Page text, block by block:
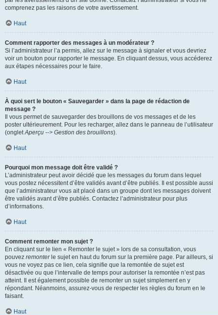
comprenez pas les raisons de votre avertissement.
Haut
Comment rapporter des messages à un modérateur ?
Si l’administrateur l’a permis, allez sur le message à signaler et vous devriez
voir un bouton pour rapporter le message. En cliquant dessus, vous accéderez
aux étapes nécessaires pour le faire.
Haut
À quoi sert le bouton « Sauvegarder » dans la page de rédaction de
message ?
Il vous permet de sauvegarder des brouillons de vos messages et de les
poster ultérieurement. Pour les recharger, allez dans le panneau de l’utilisateur
(ongletAperçu --> Gestion des brouillons).
Haut
Pourquoi mon message doit être validé ?
L’administrateur peut avoir décidé que les messages du forum dans lequel
vous postez nécessitent d’être validés avant d’être publiés. Il est possible aussi
que l’administrateur vous ait placé dans un groupe dont les messages doivent
être validés avant d’être publiés. Contactez l’administrateur pour plus
d’informations.
Haut
Comment remonter mon sujet ?
En cliquant sur le lien « Remonter le sujet » lors de sa consultation, vous
pouvez remonterle sujet en haut du forum sur la première page. Par ailleurs, si
vous ne voyez pas ce lien, cela signifie que la remontée de sujet est
désactivée ou que l’intervalle de temps pour autoriser la remontée n’est pas
atteint. Il est également possible de remonter un sujet simplement en y
répondant. Néanmoins, assurez-vous de respecter les règles du forum en le
faisant.
Haut